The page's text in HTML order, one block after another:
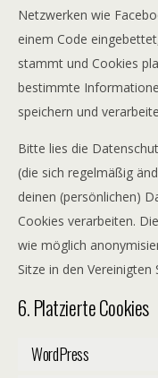
Netzwerken wie
einem Code
stammt und Cookies
bestimmte
speichern und
Bitte lies die
(die sich regelmäßig
deinen (persönlichen)
Cookies verarbeiten.
wie möglich
Sitze in den Vereinigten
6. Platzierte Cookies
WordPress